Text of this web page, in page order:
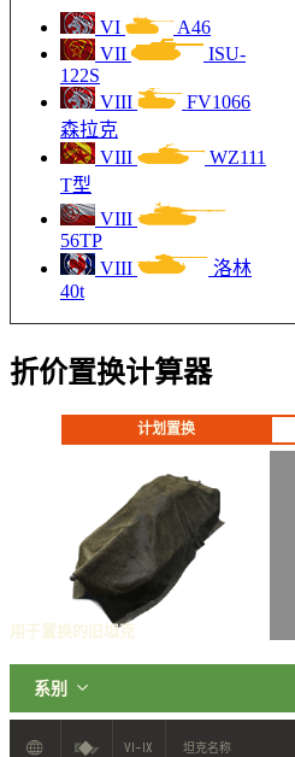
VI
A46
VII
ISU-
122S
VIII
FV1066
森拉克
VIII
WZ111
T型
VIII
56TP
VIII
洛林
40t
折价置换计算器
计划置换
用于置换的旧坦克
系别
S系
轻型坦克 中型坦克
VI VII VIII
VI–IX 坦克名称